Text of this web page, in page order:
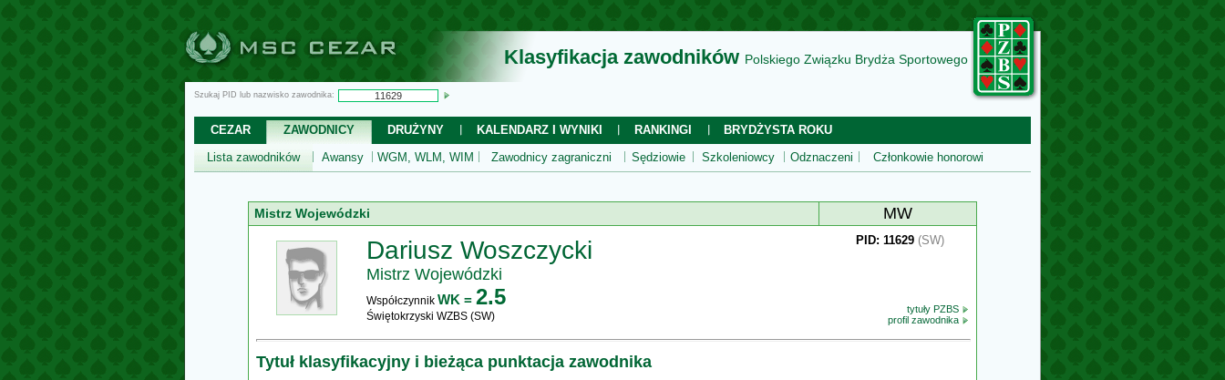
Klasyfikacja zawodników Polskiego Związku Brydża Sportowego
Szukaj PID lub nazwisko zawodnika:
CEZAR ZAWODNICY DRUŻYNY KALENDARZ I WYNIKI RANKINGI
BRYDŻYSTA ROKU
Lista zawodników
Awansy WGM, WLM, WIM Zawodnicy zagraniczni Sędziowie Szkoleniowcy Odznaczeni Członkowie honorowi
Mistrz Wojewódzki MW
Dariusz Woszczycki
Mistrz Wojewódzki
Współczynnik WK = 2.5
Świętokrzyski WZBS (SW)
PID: 11629 (SW)
tytuły PZBS
profil zawodnika
Tytuł klasyfikacyjny i bieżąca punktacja zawodnika